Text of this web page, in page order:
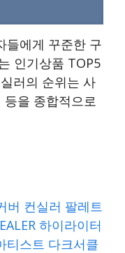
들에게 꾸준한 구
인기상품 TOP5
러의 순위는 사
을 종합적으로
버 컨실러 팔레트
하이라이터
티스트 다크서클